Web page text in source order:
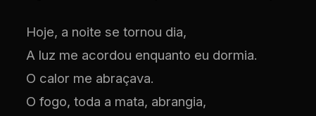
Hoje, a noite se tornou dia,
A luz me acordou enquanto eu dormia.
O calor me abraçava.
O fogo, toda a mata, abrangia,